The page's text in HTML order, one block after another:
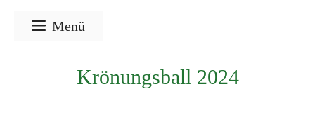
Menü
Krönungsball 2024